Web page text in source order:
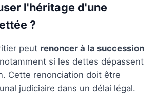
l'héritage d'une
?
peut renoncer à la succession
si les dettes dépassent
Cette renonciation doit être
judiciaire dans un délai légal.